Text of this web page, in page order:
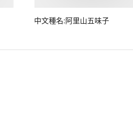
中文種名:阿里山五味子